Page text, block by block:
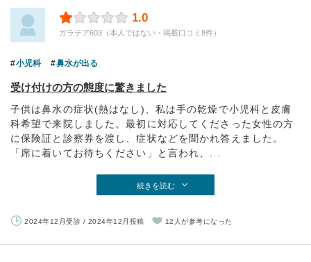
1.0
ガラテア603（本人ではない・掲載口コミ8件）
小児科 鼻水が出る
受け付けの方の態度に驚きました
子供は鼻水の症状(熱はなし)、私は手の乾燥で小児科と皮膚
科希望で来院しました。最初に対応してくださった女性の方
に保険証と診察券を渡し、症状などを聞かれ答えました。
「席に着いてお待ちください」と言われ、...
続きを読む
2024年12月受診 / 2024年12月投稿 12人が参考になった